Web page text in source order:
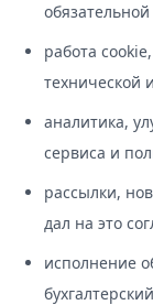
работа
технической
аналитика,
сервиса и
рассылки,
дал на это
исполнение